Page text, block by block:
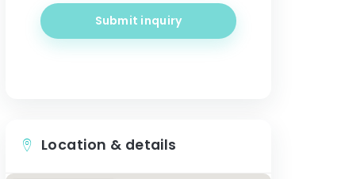
Submit inquiry
Location & details